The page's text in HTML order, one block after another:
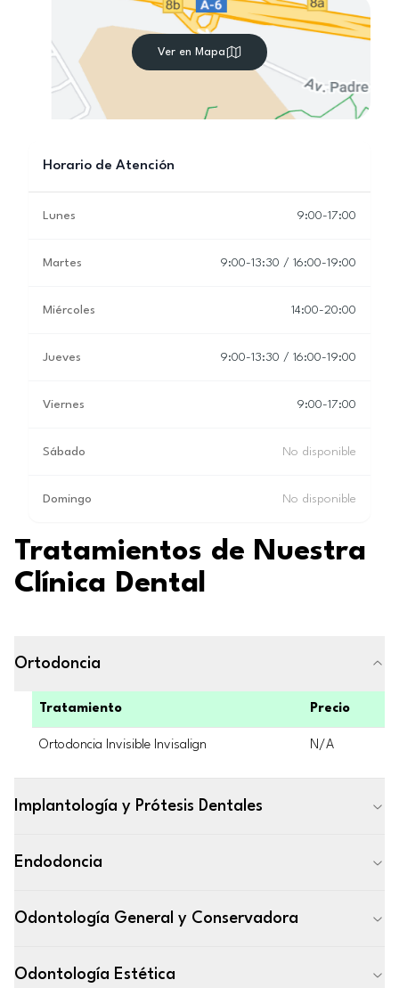
Ver en Mapa
Horario de Atención
Lunes 9:00-17:00
Martes 9:00-13:30 / 16:00-19:00
Miércoles 14:00-20:00
Jueves 9:00-13:30 / 16:00-19:00
Viernes 9:00-17:00
Sábado No disponible
Domingo No disponible
Tratamientos de Nuestra
Clínica Dental
Ortodoncia
Tratamiento Precio
Ortodoncia Invisible Invisalign N/A
Implantología y Prótesis Dentales
Endodoncia
Odontología General y Conservadora
Odontología Estética